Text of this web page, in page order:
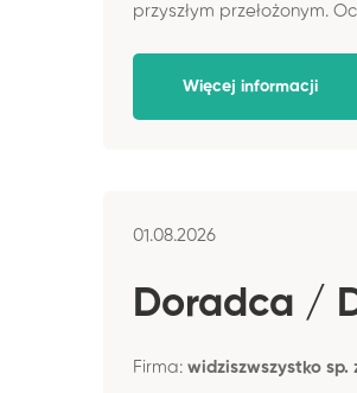
przyszłym przełożonym.
Więcej informacji
01.08.2026
Doradca /
Firma: widziszwszystko sp.